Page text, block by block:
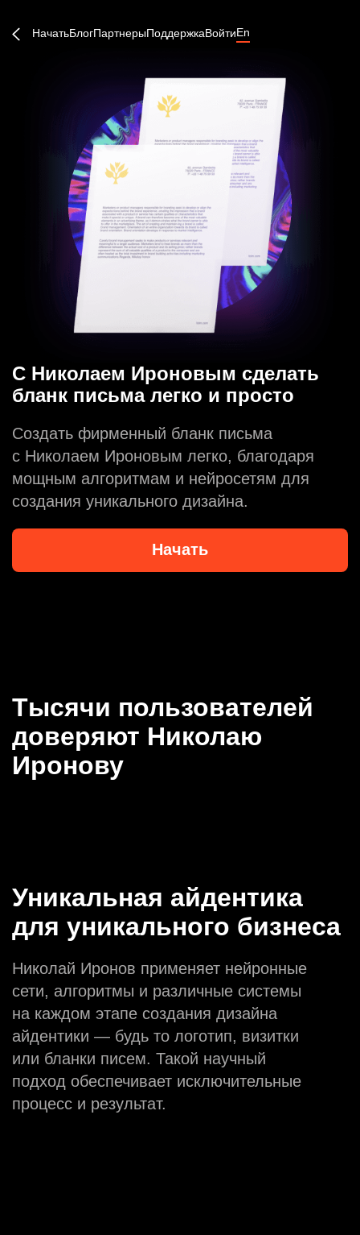
НачатьБлогПартнерыПоддержкаВойтиEn
С Николаем Ироновым сделать
бланк письма легко и просто
Создать фирменный бланк письма
с Николаем Ироновым легко, благодаря
мощным алгоритмам и нейросетям для
создания уникального дизайна.
Начать
Тысячи пользователей
доверяют Николаю
Иронову
Уникальная айдентика
для уникального бизнеса
Николай Иронов применяет нейронные
сети, алгоритмы и различные системы
на каждом этапе создания дизайна
айдентики — будь то логотип, визитки
или бланки писем. Такой научный
подход обеспечивает исключительные
процесс и результат.
Создать аккаунт или войти
Забыли пароль?
Быстрый вход: